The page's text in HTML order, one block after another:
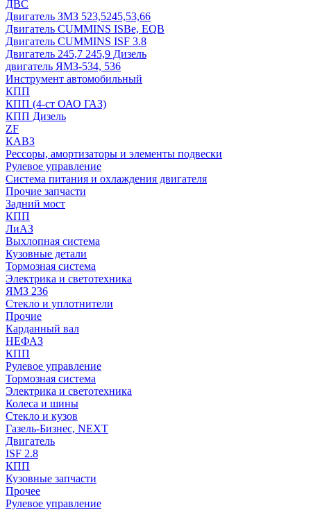
ДВС
Двигатель ЗМЗ 523,5245,53,66
Двигатель CUMMINS ISBe, EQB
Двигатель CUMMINS ISF 3.8
Двигатель 245,7 245,9 Дизель
двигатель ЯМЗ-534, 536
Инструмент автомобильный
КПП
КПП (4-ст ОАО ГАЗ)
КПП Дизель
ZF
КАВЗ
Рессоры, амортизаторы и элементы подвески
Рулевое управление
Система питания и охлаждения двигателя
Прочие запчасти
Задний мост
КПП
ЛиАЗ
Выхлопная система
Кузовные детали
Тормозная система
Электрика и светотехника
ЯМЗ 236
Стекло и уплотнители
Прочие
Карданный вал
НЕФАЗ
КПП
Рулевое управление
Тормозная система
Электрика и светотехника
Колеса и шины
Стекло и кузов
Газель-Бизнес, NEXT
Двигатель
ISF 2.8
КПП
Кузовные запчасти
Прочее
Рулевое управление